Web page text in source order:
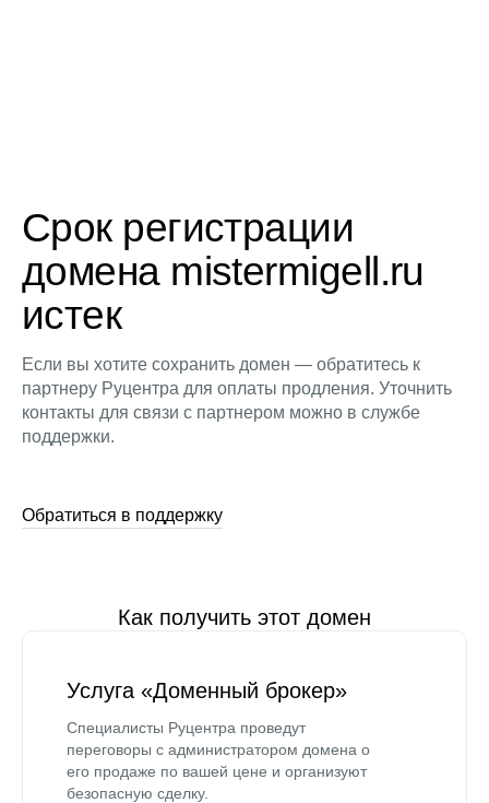
Срок регистрации
домена mistermigell.ru
истек
Если вы хотите сохранить домен — обратитесь к
партнеру Руцентра для оплаты продления. Уточнить
контакты для связи с партнером можно в службе
поддержки.
Обратиться в поддержку
Как получить этот домен
Услуга «Доменный брокер»
Специалисты Руцентра проведут
переговоры с администратором домена о
его продаже по вашей цене и организуют
безопасную сделку.